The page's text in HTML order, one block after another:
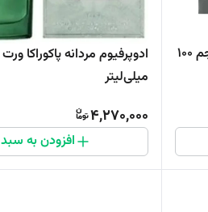
عطر الیزه فشن مدل Drop VII حجم 100
میلی‌لیتر
4,270,000
افزودن به سبد